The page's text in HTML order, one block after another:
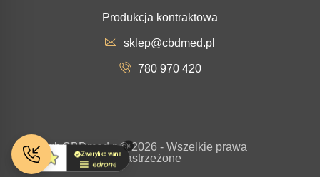
Produkcja kontraktowa
sklep@cbdmed.pl
780 970 420
CopyrighCBDmed.p© 2026 - Wszelkie prawa
zastrzeżone